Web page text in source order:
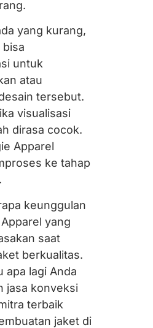
yang kurang,
bisa
untuk
atau
tersebut.
visualisasi
dirasa cocok.
Apparel
ke tahap
keunggulan
yang
saat
berkualitas.
apa lagi Anda
jasa konveksi
terbaik
jaket di